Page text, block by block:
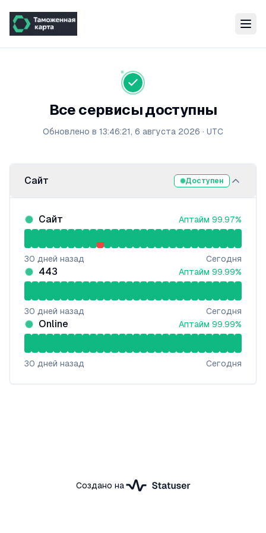
Все сервисы доступны
Обновлено в 13:46:21, 6 августа 2026 · UTC
Сайт Доступен
Сайт Аптайм 99.97%
30 дней назад Сегодня
443 Аптайм 99.99%
30 дней назад Сегодня
Online Аптайм 99.99%
30 дней назад Сегодня
Создано на